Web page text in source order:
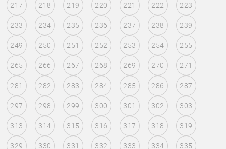
217 218 219 220 221 222 223
233 234 235 236 237 238 239
249 250 251 252 253 254 255
265 266 267 268 269 270 271
281 282 283 284 285 286 287
297 298 299 300 301 302 303
313 314 315 316 317 318 319
329 330 331 332 333 334 335